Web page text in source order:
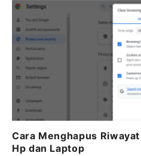
o
o
k
p
p
Cara Menghapus
Hp dan Laptop